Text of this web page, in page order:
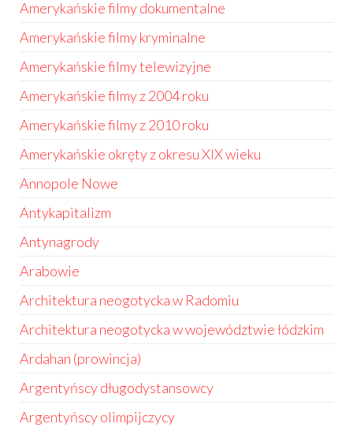
Amerykańskie filmy dokumentalne
Amerykańskie filmy kryminalne
Amerykańskie filmy telewizyjne
Amerykańskie filmy z 2004 roku
Amerykańskie filmy z 2010 roku
Amerykańskie okręty z okresu XIX wieku
Annopole Nowe
Antykapitalizm
Antynagrody
Arabowie
Architektura neogotycka w Radomiu
Architektura neogotycka w województwie łódzkim
Ardahan (prowincja)
Argentyńscy długodystansowcy
Argentyńscy olimpijczycy